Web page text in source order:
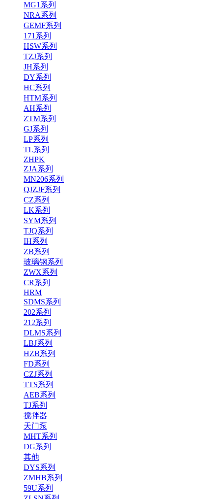
MG1系列
NRA系列
GEMF系列
171系列
HSW系列
TZJ系列
JH系列
DY系列
HC系列
HTM系列
AH系列
ZTM系列
GJ系列
LP系列
TL系列
ZHPK
ZJA系列
MN206系列
QJZJF系列
CZ系列
LK系列
SYM系列
TJQ系列
IH系列
ZB系列
玻璃钢系列
ZWX系列
CR系列
HRM
SDMS系列
202系列
212系列
DLMS系列
LBJ系列
HZB系列
FD系列
CZJ系列
TTS系列
AEB系列
TJ系列
搅拌器
天门泵
MHT系列
DG系列
其他
DYS系列
ZMHB系列
59U系列